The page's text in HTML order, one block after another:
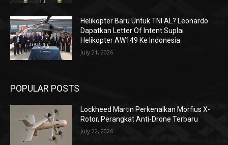
Helikopter Baru Untuk TNI AL? Leonardo
Dapatkan Letter Of Intent Suplai
Helikopter AW149 Ke Indonesia
July 21, 2026
POPULAR POSTS
Lockheed Martin Perkenalkan Morfius X-
Rotor, Perangkat Anti-Drone Terbaru
July 22, 2026